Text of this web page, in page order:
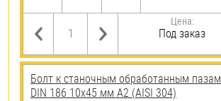
Цена:
Под заказ
Болт к станочным обработанным пазам
DIN 186 10х45 мм А2 (AISI 304)